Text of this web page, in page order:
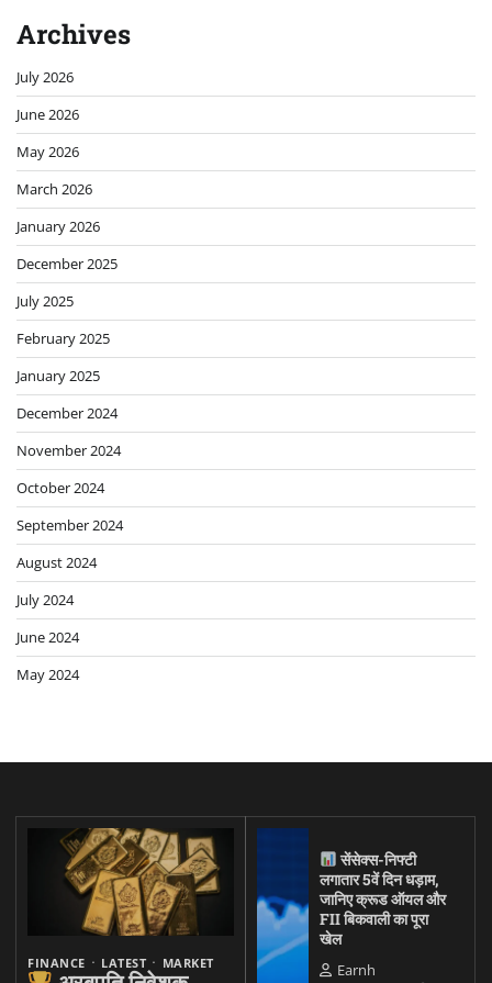
Archives
July 2026
June 2026
May 2026
March 2026
January 2026
December 2025
July 2025
February 2025
January 2025
December 2024
November 2024
October 2024
September 2024
August 2024
July 2024
June 2024
May 2024
FINANCE LATEST MARKET
सेंसेक्स-निफ्टी
लगातार 5वें दिन धड़ाम,
जानिए क्रूड ऑयल और
FII बिकवाली का पूरा
खेल
Earnh